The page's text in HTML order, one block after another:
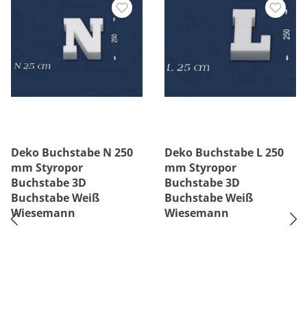
Deko Buchstabe N 250
mm Styropor
Buchstabe 3D
Buchstabe Weiß
Wiesemann
Deko Buchstabe L 250
mm Styropor
Buchstabe 3D
Buchstabe Weiß
Wiesemann